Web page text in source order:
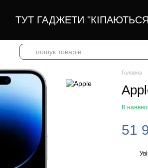
ТУТ ГАДЖЕТИ
Головна
В
51